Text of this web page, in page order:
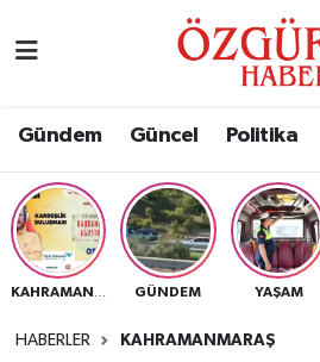
Gündem Güncel Politika
GÜNDEM YAŞAM
HABERLER KAHRAMANMARAŞ
Eğitim
Ekonomi
Güncel
Nöbetçi Eczaneler
Namaz Vakitleri
Trafik Durumu
Süper Lig Puan Durumu ve